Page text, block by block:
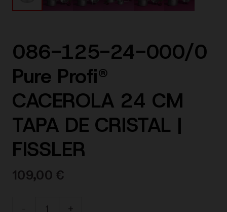
086-125-24-000/0
Pure Profi®
CACEROLA 24 CM
TAPA DE CRISTAL |
FISSLER
109,00 €